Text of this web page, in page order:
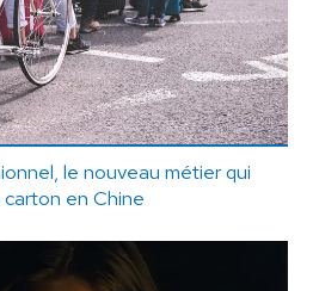
le nouveau métier qui
en Chine